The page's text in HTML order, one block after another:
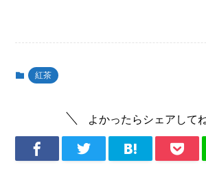
紅茶
よかったらシェアして